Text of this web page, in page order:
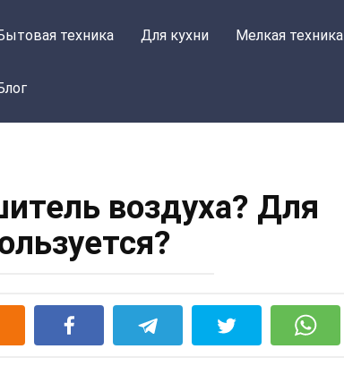
техника Для кухни Мелкая техника
воздуха? Для